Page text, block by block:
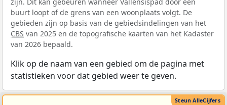
buurt loopt of de grens van een woonplaats volgt. De
gebieden zijn op basis van de gebiedsindelingen van het
CBS van 2025 en de topografische kaarten van het Kadaster
van 2026 bepaald.
Klik op de naam van een gebied om de pagina met
statistieken voor dat gebied weer te geven.